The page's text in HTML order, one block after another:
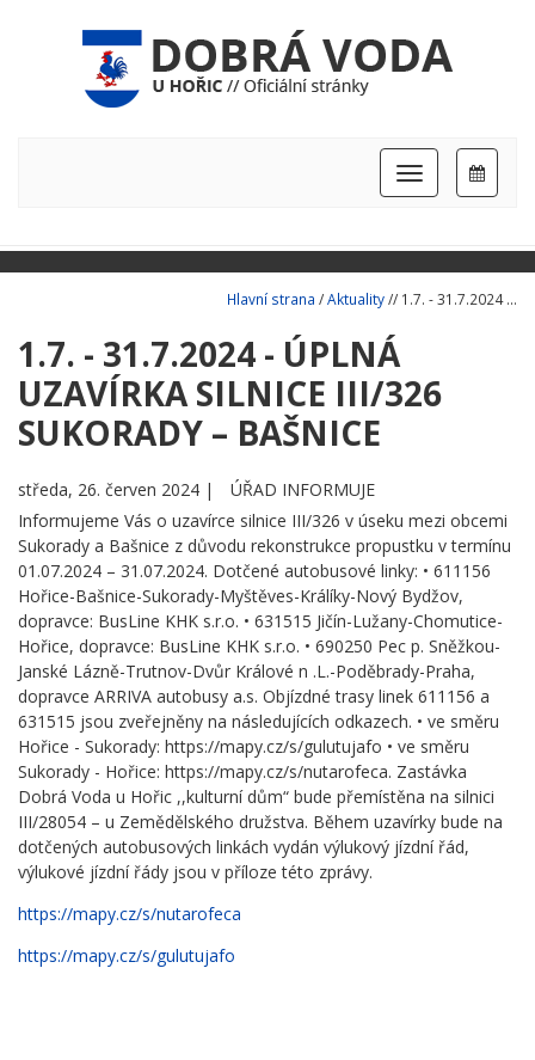
Hlavní
nabídka
Hlavní strana /Aktuality// 1.7. - 31.7.2024 ...
1.7. - 31.7.2024 - ÚPLNÁ
UZAVÍRKA SILNICE III/326
SUKORADY – BAŠNICE
středa, 26. červen 2024 |
ÚŘAD INFORMUJE
Informujeme Vás o uzavírce silnice III/326 v úseku mezi obcemi
Sukorady a Bašnice z důvodu rekonstrukce propustku v termínu
01.07.2024 – 31.07.2024. Dotčené autobusové linky: • 611156
Hořice-Bašnice-Sukorady-Myštěves-Králíky-Nový Bydžov,
dopravce: BusLine KHK s.r.o. • 631515 Jičín-Lužany-Chomutice-
Hořice, dopravce: BusLine KHK s.r.o. • 690250 Pec p. Sněžkou-
Janské Lázně-Trutnov-Dvůr Králové n .L.-Poděbrady-Praha,
dopravce ARRIVA autobusy a.s. Objízdné trasy linek 611156 a
631515 jsou zveřejněny na následujících odkazech. • ve směru
Hořice - Sukorady: https://mapy.cz/s/gulutujafo • ve směru
Sukorady - Hořice: https://mapy.cz/s/nutarofeca. Zastávka
Dobrá Voda u Hořic ,,kulturní dům“ bude přemístěna na silnici
III/28054 – u Zemědělského družstva. Během uzavírky bude na
dotčených autobusových linkách vydán výlukový jízdní řád,
výlukové jízdní řády jsou v příloze této zprávy.
https://mapy.cz/s/nutarofeca
https://mapy.cz/s/gulutujafo